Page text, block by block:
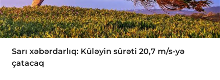
Sarı xəbərdarlıq: Küləyin sürəti 20,7 m/s-yə
çatacaq